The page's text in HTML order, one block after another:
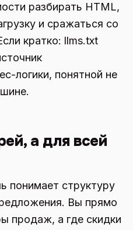
разбирать HTML,
и сражаться со
кратко: llms.txt
логики, понятной не
а для всей
понимает структуру
Вы прямо
продаж, а где скидки